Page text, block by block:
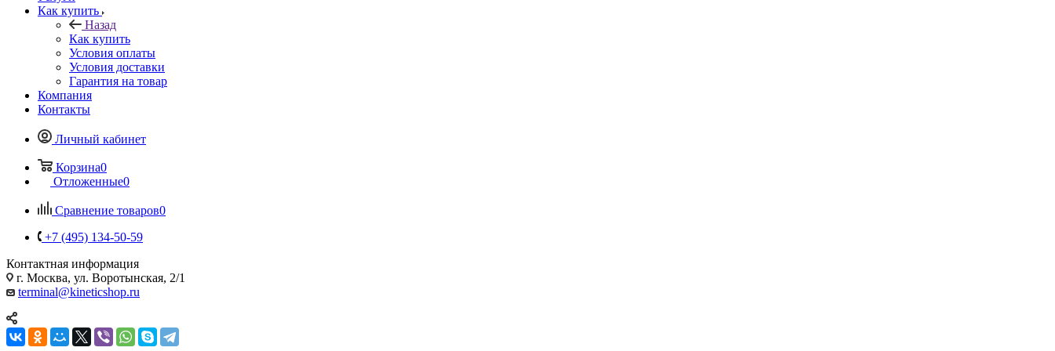
Как купить
Назад
Как купить
Условия оплаты
Условия доставки
Гарантия на товар
Компания
Контакты
Личный кабинет
Корзина0
Отложенные0
Сравнение товаров0
+7 (495) 134-50-59
Контактная информация
г. Москва, ул. Воротынская, 2/1
terminal@kineticshop.ru